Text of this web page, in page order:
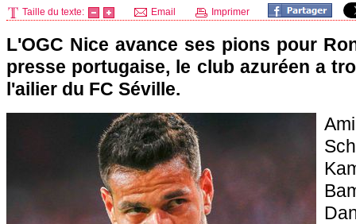
Taille du texte: Email Imprimer
L'OGC Nice avance ses pions pour
presse portugaise, le club azuréen a
l'ailier du FC Séville.